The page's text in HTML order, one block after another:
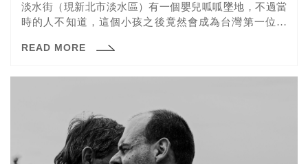
淡水街（現新北市淡水區）有一個嬰兒呱呱墜地，不過當
時的人不知道，這個小孩之後竟然會成為台灣第一位法
歷史性的一頁。這個人就是第一位臺灣人法官—黃炎生。
READ MORE